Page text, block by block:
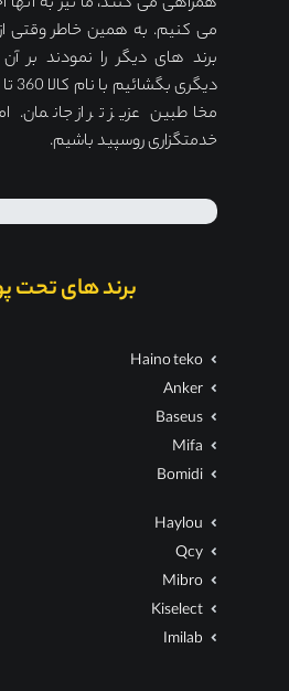
می کنیم. به همین خاطر وقتی
برند های دیگر را نمودند بر
مخاطبین عزیز تر از جانمان.
خدمتگزاری روسپید باشیم.
برند های
Haino teko
Anker
Baseus
Mifa
Bomidi
Haylou
Qcy
Mibro
Kiselect
Imilab